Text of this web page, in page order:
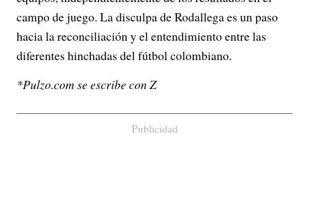
campo de juego. La disculpa de Rodallega es un paso
hacia la reconciliación y el entendimiento entre las
diferentes hinchadas del fútbol colombiano.
*Pulzo.com se escribe con Z
Publicidad